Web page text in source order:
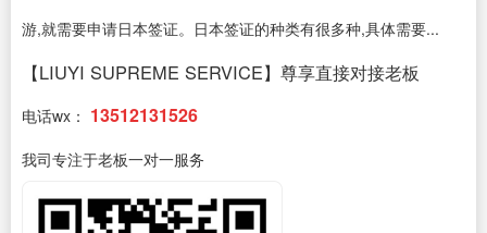
游,就需要申请日本签证。日本签证的种类有很多种,具体需要...
【LIUYI SUPREME SERVICE】尊享直接对接老板
电话wx： 13512131526
我司专注于老板一对一服务